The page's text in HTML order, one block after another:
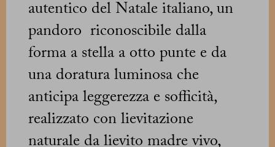
autentico del Natale italiano, un
pandoro riconoscibile dalla
forma a stella a otto punte e da
una doratura luminosa che
anticipa leggerezza e sofficità,
realizzato con lievitazione
naturale da lievito madre vivo,